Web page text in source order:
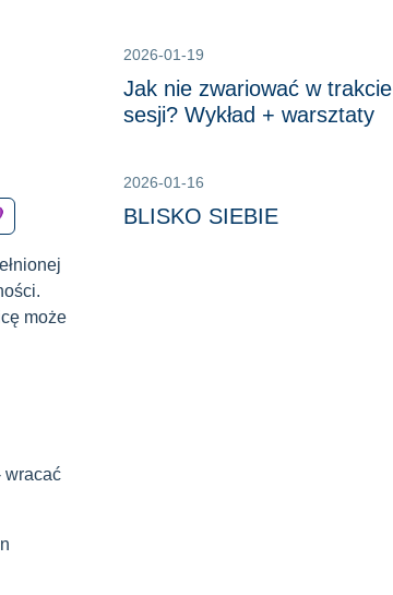
może
wracać
2026-01-19
Jak nie zwariować w trakcie
sesji? Wykład + warsztaty
2026-01-16
BLISKO SIEBIE